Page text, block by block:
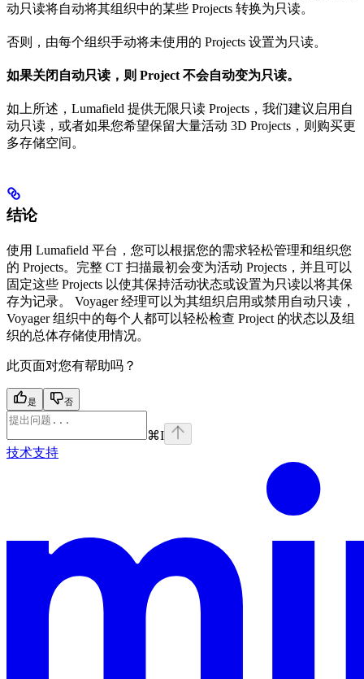
动只读将自动将其组织中的某些 Projects 转换为只读。
否则，由每个组织手动将未使用的 Projects 设置为只读。
如果关闭自动只读，则 Project 不会自动变为只读。
如上所述，Lumafield 提供无限只读 Projects，我们建议启用自
动只读，或者如果您希望保留大量活动 3D Projects，则购买更
多存储空间。
结论
使用 Lumafield 平台，您可以根据您的需求轻松管理和组织您
的 Projects。完整 CT 扫描最初会变为活动 Projects，并且可以
固定这些 Projects 以使其保持活动状态或设置为只读以将其保
存为记录。 Voyager 经理可以为其组织启用或禁用自动只读，
Voyager 组织中的每个人都可以轻松检查 Project 的状态以及组
织的总体存储使用情况。
此页面对您有帮助吗？
是 否
⌘I
技术支持